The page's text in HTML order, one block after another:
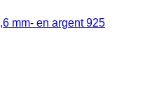
mm- en argent 925